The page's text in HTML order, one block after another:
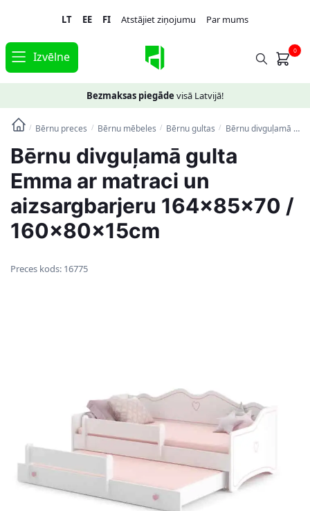
navigation
content
LT EE FI Atstājiet ziņojumu Par mums
Izvēlne 0
Bezmaksas piegāde visā Latvijā!
/ Bērnu preces / Bērnu mēbeles / Bērnu gultas / Bērnu divguļamā gulta Emma ar matraci un aizsargbarjeru 164x85x70 / 160x80x15cm
Bērnu divguļamā gulta
Emma ar matraci un
aizsargbarjeru 164x85x70 /
160x80x15cm
Preces kods: 16775